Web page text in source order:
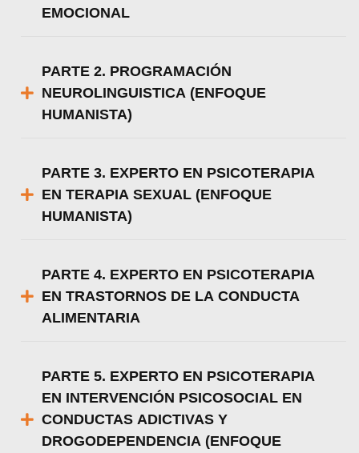
EMOCIONAL
PARTE 2. PROGRAMACIÓN
NEUROLINGUISTICA (ENFOQUE
HUMANISTA)
PARTE 3. EXPERTO EN PSICOTERAPIA
EN TERAPIA SEXUAL (ENFOQUE
HUMANISTA)
PARTE 4. EXPERTO EN PSICOTERAPIA
EN TRASTORNOS DE LA CONDUCTA
ALIMENTARIA
PARTE 5. EXPERTO EN PSICOTERAPIA
EN INTERVENCIÓN PSICOSOCIAL EN
CONDUCTAS ADICTIVAS Y
DROGODEPENDENCIA (ENFOQUE